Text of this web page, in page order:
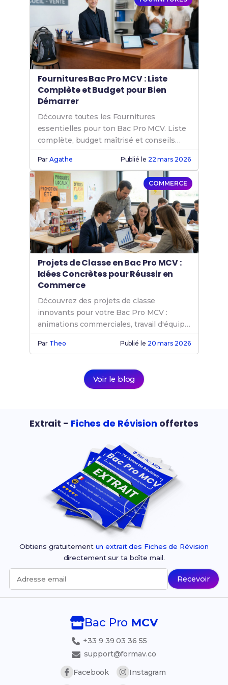
licenciementou encore desaides régionales
Fournitures Bac Pro MCV : Liste
Complète et Budget pour Bien
Démarrer
Découvre toutes les Fournitures
essentielles pour ton Bac Pro MCV. Liste
complète, budget maîtrisé et conseils
pratiques pour une rentrée réussie !
ParAgathe Publié le 22 mars 2026
COMMERCE
Projets de Classe en Bac Pro MCV :
Idées Concrètes pour Réussir en
Commerce
Découvrez des projets de classe
innovants pour votre Bac Pro MCV :
animations commerciales, travail d'équipe
et préparation orale.
Par Theo Publié le 20 mars 2026
Voir le blog
Extrait - Fiches de Révision offertes
Obtiens gratuitement un extrait des Fiches de Révision
directement sur ta boîte mail.
Adresse email Recevoir
Bac Pro MCV
+33 9 39 03 36 55
support@formav.co
Facebook
Instagram